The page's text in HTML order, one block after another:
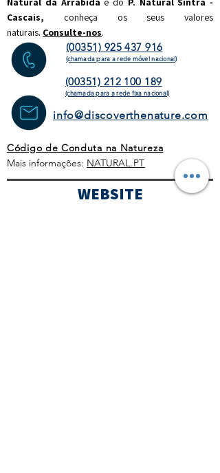
Cascais, conheça os seus valores
naturais. Consulte-nos.
(00351) 925 437 916
(chamada para a rede móvel nacional)
(00351) 212 100 189
(chamada para a rede fixa nacional)
info@discoverthenature.com
Código de Conduta na Natureza
Mais informações: NATURAL.PT
WEBSITE